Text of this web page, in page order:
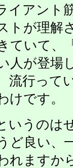
イアント
トが理解
ていて、
人が登場
流行っ
けです。
いうのは
ど良い、
れますか